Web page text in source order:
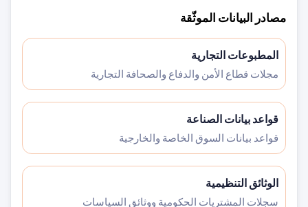
مصادر البيانات الموثّقة
المطبوعات التجارية
مجلات قطاع الأمن والدفاع والصحافة التجارية
قواعد بيانات الصناعة
قواعد بيانات السوق الخاصة والخارجية
الوثائق التنظيمية
سجلات المشتريات الحكومية ووثائق السياسات